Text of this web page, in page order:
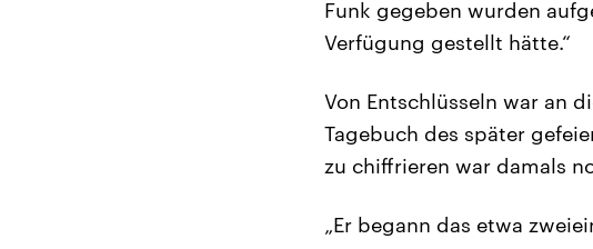
Funk gegeben wurden
Verfügung gestellt hätte.“
Von Entschlüsseln war an
Tagebuch des später
zu chiffrieren war damals
„Er begann das etwa